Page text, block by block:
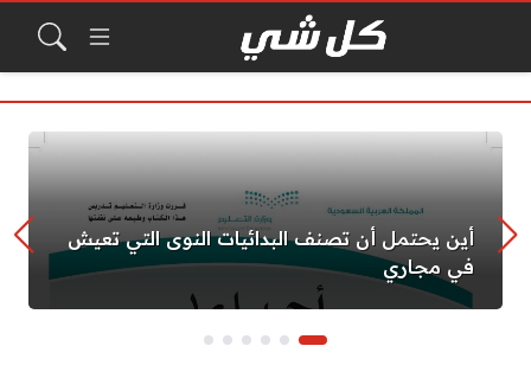
أين يحتمل أن تصنف البدائيات النوى التي تعيش
في مجاري